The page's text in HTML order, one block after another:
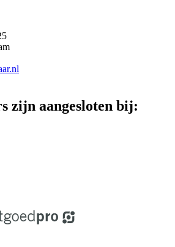
zijn aangesloten bij: